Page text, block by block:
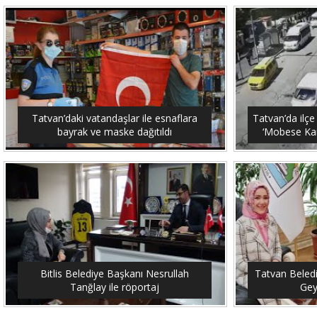
Tatvan’daki vatandaşlar ile esnaflara
bayrak ve maske dağıtıldı
Tatvan’da
‘Mobese
Bitlis Belediye Başkanı Nesrullah
Tanğlay ile röportaj
Tatvan